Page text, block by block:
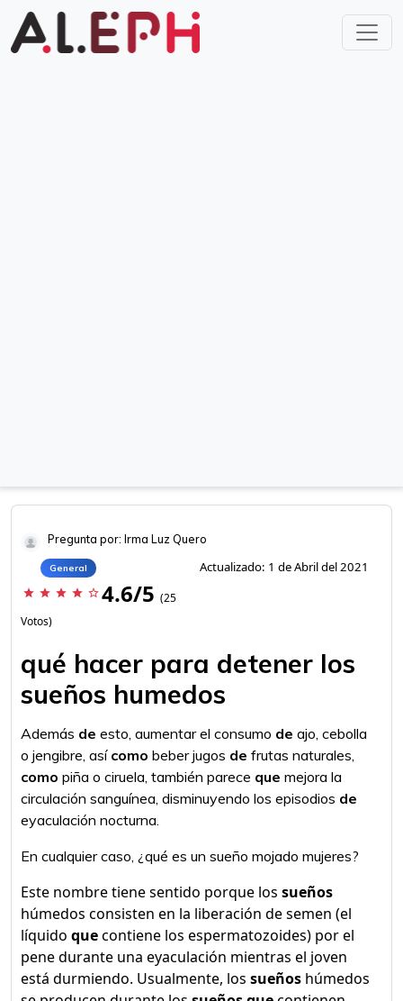
Pregunta por: Irma Luz Quero
General Actualizado: 1 de Abril del 2021
star star star star star_border 4.6/5 (25
Votos)
qué hacer para detener los
sueños humedos
Además de esto, aumentar el consumo de ajo, cebolla
o jengibre, así como beber jugos de frutas naturales,
como piña o ciruela, también parece que mejora la
circulación sanguínea, disminuyendo los episodios de
eyaculación nocturna.
En cualquier caso, ¿qué es un sueño mojado mujeres?
Este nombre tiene sentido porque los sueños
húmedos consisten en la liberación de semen (el
líquido quecontiene los espermatozoides) por el
pene durante una eyaculación mientras el joven
está durmiendo. Usualmente, los sueños húmedos